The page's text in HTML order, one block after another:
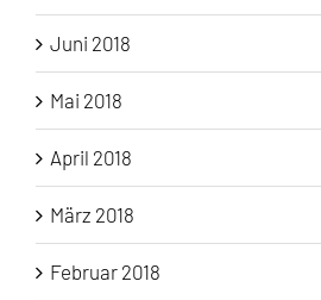
Juni 2018
Mai 2018
April 2018
März 2018
Februar 2018